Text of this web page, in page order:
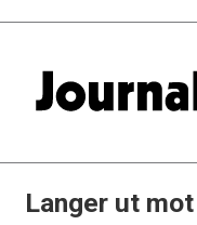
Langer ut